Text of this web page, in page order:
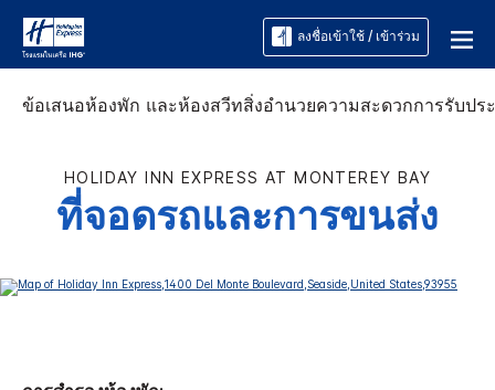
ลงชื่อเข้าใช้ / เข้าร่วม
ข้อเสนอห้องพัก และห้องสวีทสิ่งอำนวยความสะดวกการรับปร
HOLIDAY INN EXPRESS AT MONTEREY BAY
ที่จอดรถและการขนส่ง